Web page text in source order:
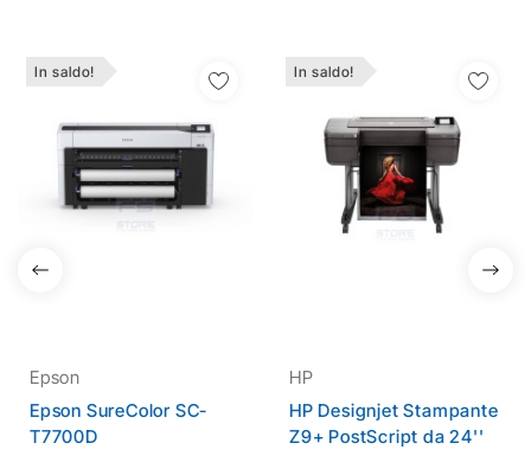
In saldo!
Epson
Epson SureColor SC-
T7700D
In saldo!
HP
HP Designjet Stampante
Z9+ PostScript da 24''